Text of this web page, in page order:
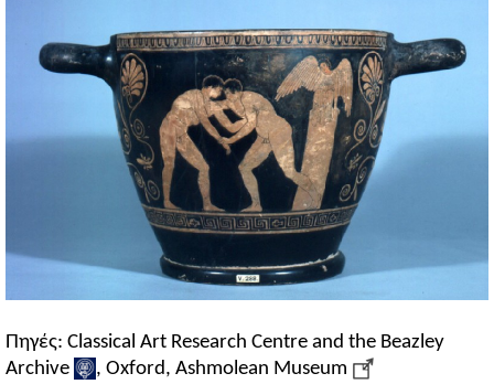
Πηγές: Classical Art Research Centre and the Beazley
Archive
, Oxford, Ashmolean Museum